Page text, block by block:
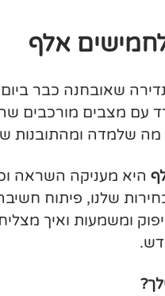
אלף
שאובחנה כבר
עם מצבים מורכבים
מה שלמדה ומהתובנות
היא מעניקה השראה
שלנו, פיתוח
ומשמעות ואיך